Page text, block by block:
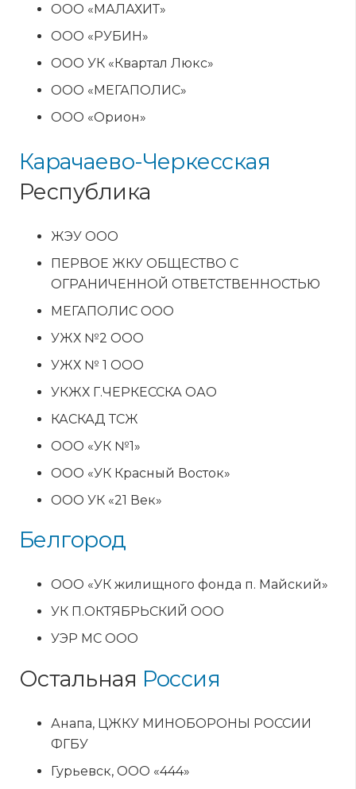
ООО «МАЛАХИТ»
ООО «РУБИН»
ООО УК «Квартал Люкс»
ООО «МЕГАПОЛИС»
ООО «Орион»
Карачаево-Черкесская
Республика
ЖЭУ ООО
ПЕРВОЕ ЖКУ ОБЩЕСТВО С
ОГРАНИЧЕННОЙ ОТВЕТСТВЕННОСТЬЮ
МЕГАПОЛИС ООО
УЖХ №2 ООО
УЖХ № 1 ООО
УКЖХ Г.ЧЕРКЕССКА ОАО
КАСКАД ТСЖ
ООО «УК №1»
ООО «УК Красный Восток»
ООО УК «21 Век»
Белгород
ООО «УК жилищного фонда п. Майский»
УК П.ОКТЯБРЬСКИЙ ООО
УЭР МС ООО
Остальная Россия
Анапа, ЦЖКУ МИНОБОРОНЫ РОССИИ
ФГБУ
Гурьевск, ООО «444»